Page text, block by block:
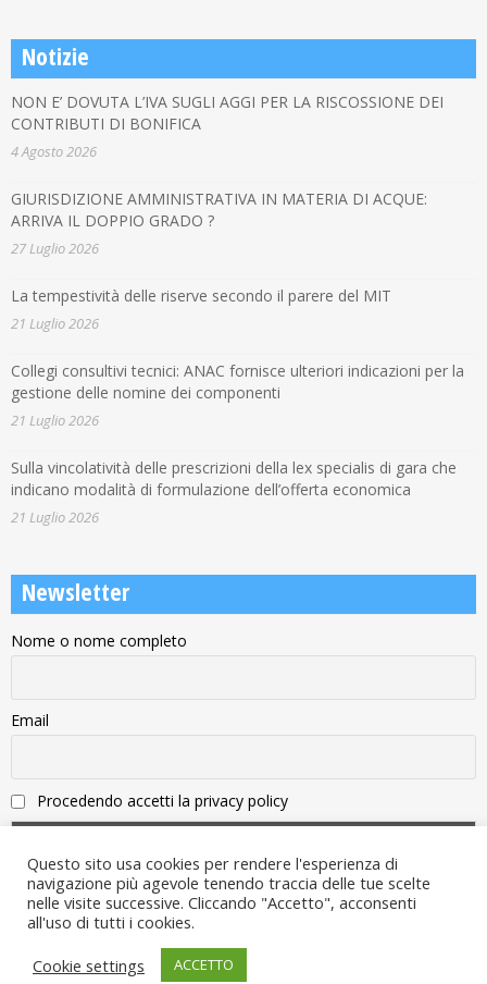
Notizie
NON E’ DOVUTA L’IVA SUGLI AGGI PER LA RISCOSSIONE DEI
CONTRIBUTI DI BONIFICA
4 Agosto 2026
GIURISDIZIONE AMMINISTRATIVA IN MATERIA DI ACQUE:
ARRIVA IL DOPPIO GRADO ?
27 Luglio 2026
La tempestività delle riserve secondo il parere del MIT
21 Luglio 2026
Collegi consultivi tecnici: ANAC fornisce ulteriori indicazioni per la
gestione delle nomine dei componenti
21 Luglio 2026
Sulla vincolatività delle prescrizioni della lex specialis di gara che
indicano modalità di formulazione dell’offerta economica
21 Luglio 2026
Newsletter
Nome o nome completo
Email
Procedendo accetti la privacy policy
Note legali
Questo sito usa cookies per rendere l'esperienza di
navigazione più agevole tenendo traccia delle tue scelte
nelle visite successive. Cliccando "Accetto", acconsenti
all'uso di tutti i cookies.
Cookie settings
ACCETTO